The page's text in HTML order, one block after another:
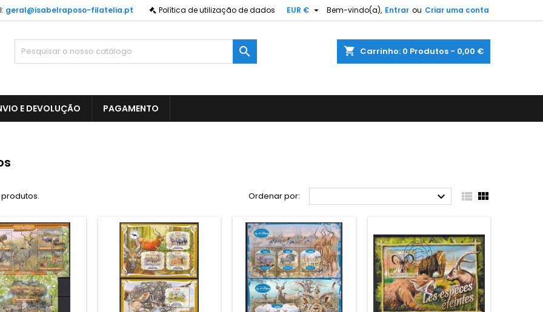
geral@isabelraposo-filatelia.pt Política de utilização de dados Bem-vindo(a), Entrar ou Criar uma conta
EUR € 
shopping_cart Carrinho: 0 Produtos - 0,00 €

E DEVOLUÇÃO PAGAMENTO
produtos. Ordenar por:   